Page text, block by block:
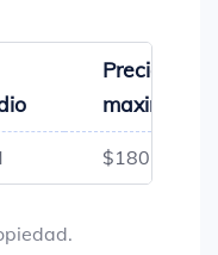
Precio
maximo
$180 M